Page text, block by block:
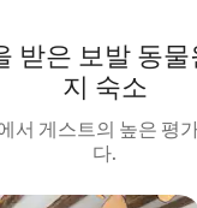
받은 보발 동
지 숙소
서 게스트의 높은 평
다.